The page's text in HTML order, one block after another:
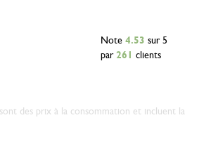
Note 4.53 sur 5
par 261 clients
sont des prix à la consommation et incluent la